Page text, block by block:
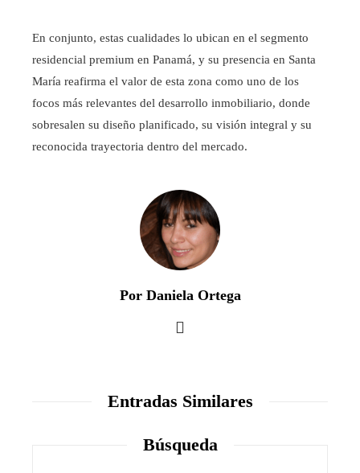
En conjunto, estas cualidades lo ubican en el segmento
residencial premium en Panamá, y su presencia en Santa
María reafirma el valor de esta zona como uno de los
focos más relevantes del desarrollo inmobiliario, donde
sobresalen su diseño planificado, su visión integral y su
reconocida trayectoria dentro del mercado.
Por Daniela Ortega
Entradas Similares
Búsqueda